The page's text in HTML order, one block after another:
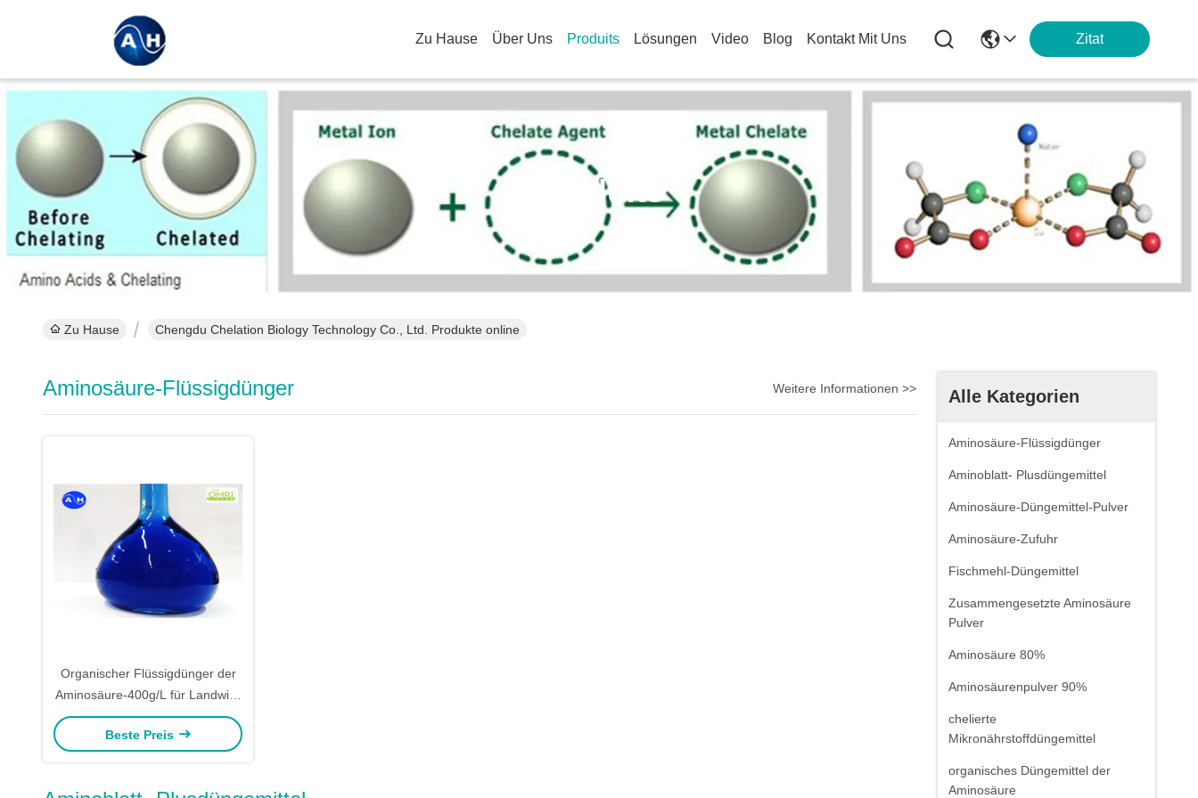
Zu Hause Über Uns Produits Lösungen Video Blog Kontakt Mit Uns Zitat
Produits
Zu Hause Chengdu Chelation Biology Technology Co., Ltd. Produkte online
Alle Kategorien
Aminosäure-Flüssigdünger
Aminoblatt- Plusdüngemittel
Aminosäure-Düngemittel-Pulver
Aminosäure-Zufuhr
Fischmehl-Düngemittel
Zusammengesetzte Aminosäure
Pulver
Aminosäure 80%
Aminosäurenpulver 90%
chelierte
Mikronährstoffdüngemittel
organisches Düngemittel der
Aminosäure
Aminosäure-Flüssigdünger Weitere Informationen >>
Organischer Flüssigdünger der
Aminosäure-400g/L für Landwirt-
Mischmaschinen Formulators
Beste Preis